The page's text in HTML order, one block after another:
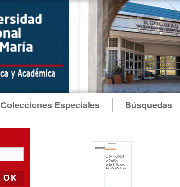
Colecciones Especiales Búsquedas